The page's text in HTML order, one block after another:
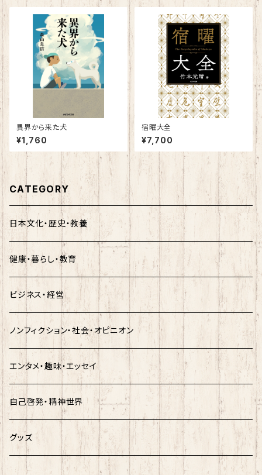
異界から来た犬
¥1,760
宿曜大全
¥7,700
CATEGORY
日本文化・歴史・教養
健康・暮らし・教育
ビジネス・経営
ノンフィクション・社会・オピニオン
エンタメ・趣味・エッセイ
自己啓発・精神世界
グッズ